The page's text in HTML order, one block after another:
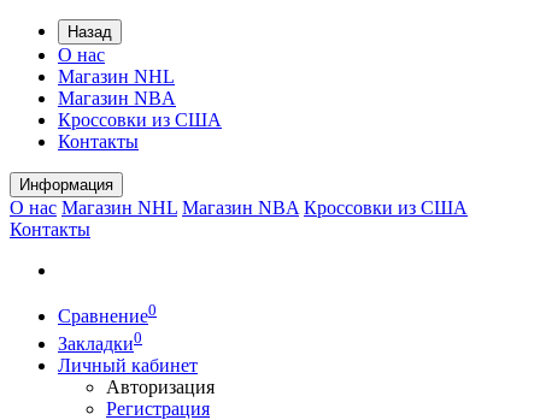
Назад
О нас
Магазин NHL
Магазин NBA
Кроссовки из США
Контакты
Информация
О нас Магазин NHL Магазин NBA Кроссовки из США
Контакты
Сравнение0
Закладки0
Личный кабинет
Авторизация
Регистрация